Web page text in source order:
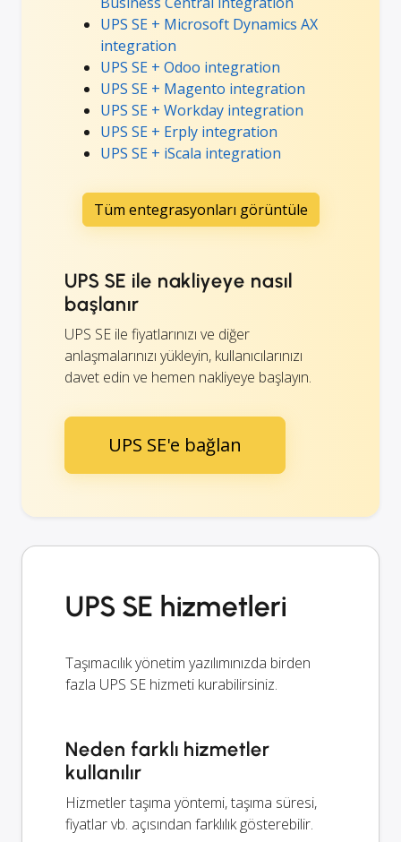
UPS SE + Microsoft Dynamics AX
integration
UPS SE + Odoo integration
UPS SE + Magento integration
UPS SE + Workday integration
UPS SE + Erply integration
UPS SE + iScala integration
Tüm entegrasyonları görüntüle
UPS SE ile nakliyeye nasıl
başlanır
UPS SE ile fiyatlarınızı ve diğer
anlaşmalarınızı yükleyin, kullanıcılarınızı
davet edin ve hemen nakliyeye başlayın.
UPS SE'e bağlan
UPS SE hizmetleri
Taşımacılık yönetim yazılımınızda birden
fazla UPS SE hizmeti kurabilirsiniz.
Neden farklı hizmetler
kullanılır
Hizmetler taşıma yöntemi, taşıma süresi,
fiyatlar vb. açısından farklılık gösterebilir.